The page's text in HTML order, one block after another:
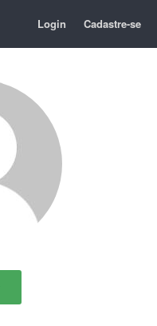
Login Cadastre-se